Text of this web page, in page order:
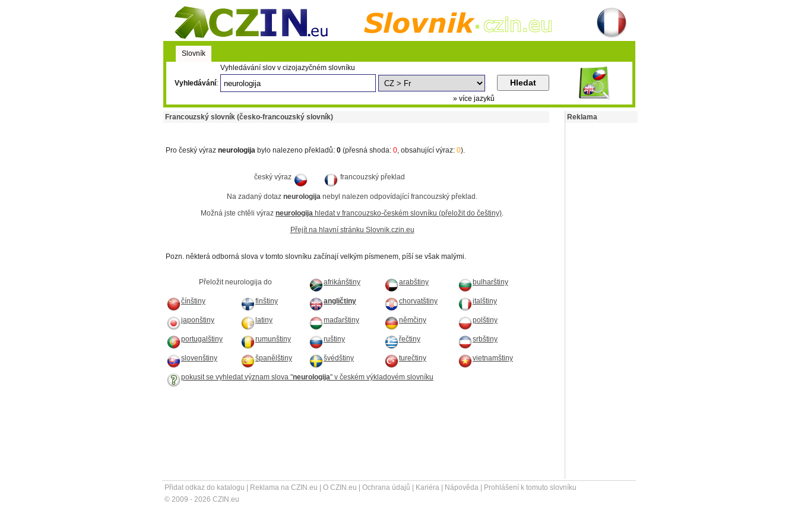
Slovník
Vyhledávání slov v cizojazyčném slovníku
Vyhledávání:
» více jazyků
Francouzský slovník (česko-francouzský slovník)
Pro český výraz neurologija bylo nalezeno překladů: 0 (přesná shoda: 0, obsahující výraz: 0).
český výraz francouzský překlad
Na zadaný dotaz neurologija nebyl nalezen odpovídající francouzský překlad.
Možná jste chtěli výraz neurologija hledat v francouzsko-českém slovníku (přeložit do češtiny).
Přejít na hlavní stránku Slovnik.czin.eu
Pozn. některá odborná slova v tomto slovníku začínají velkým písmenem, píší se však malými.
Přeložit neurologija do afrikánštiny arabštiny bulharštiny
čínštiny finštiny angličtiny chorvatštiny italštiny
japonštiny latiny maďarštiny němčiny polštiny
portugalštiny rumunštiny ruštiny řečtiny srbštiny
slovenštiny španělštiny švédštiny turečtiny vietnamštiny
pokusit se vyhledat význam slova "neurologija" v českém výkladovém slovníku
Reklama
Přidat odkaz do katalogu Reklama na CZIN.eu O CZIN.eu Ochrana údajů Kariéra Nápověda
Prohlášení k tomuto slovníku
© 2009 - 2026 CZIN.eu